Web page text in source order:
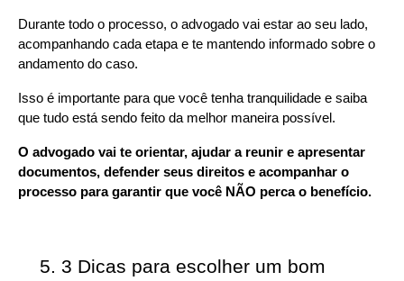
Durante todo o processo, o advogado vai estar ao seu lado,
acompanhando cada etapa e te mantendo informado sobre o
andamento do caso.
Isso é importante para que você tenha tranquilidade e saiba
que tudo está sendo feito da melhor maneira possível.
O advogado vai te orientar, ajudar a reunir e apresentar
documentos, defender seus direitos e acompanhar o
processo para garantir que você NÃO perca o benefício.
3 Dicas para escolher um bom